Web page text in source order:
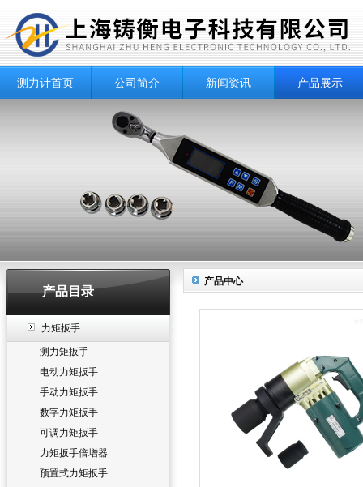
测力计首页 公司简介 新闻资讯 产品展示
产品目录
力矩扳手
测力矩扳手
电动力矩扳手
手动力矩扳手
数字力矩扳手
可调力矩扳手
力矩扳手倍增器
预置式力矩扳手
产品中心